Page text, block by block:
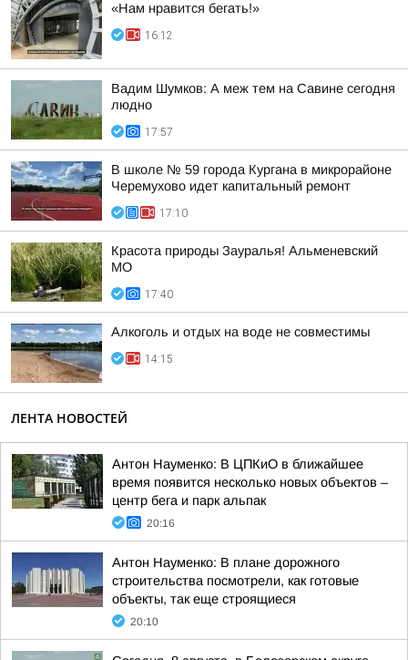
«Нам нравится бегать!»
16:12
Вадим Шумков: А меж тем на Савине сегодня
людно
17:57
В школе № 59 города Кургана в микрорайоне
Черемухово идет капитальный ремонт
17:10
Красота природы Зауралья! Альменевский
МО
17:40
Алкоголь и отдых на воде не совместимы
14:15
ЛЕНТА НОВОСТЕЙ
Антон Науменко: В ЦПКиО в ближайшее
время появится несколько новых объектов –
центр бега и парк альпак
20:16
Антон Науменко: В плане дорожного
строительства посмотрели, как готовые
объекты, так еще строящиеся
20:10